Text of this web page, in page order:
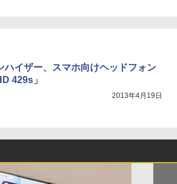
ハイザー、スマホ向けヘッドフォン
429s」
2013年4月19日